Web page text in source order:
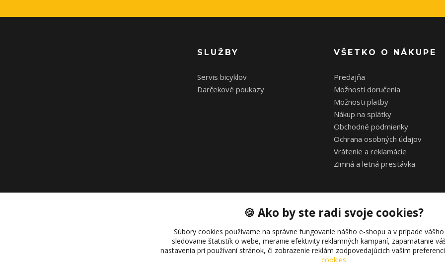
SLUŽBY
Servis bicyklov
Darčekové poukazy
VŠETKO O NÁKUPE
Predajňa
Možnosti doručenia
Možnosti platby
Nákup na splátky
Obchodné podmienky
Ochrana osobných údajov
Vrátenie a reklamácie
Zimná a letná prestávka
Copyright © 2021 bonkybike.sk
🍪 Ako by ste radi svoje cookies?
Súbory cookies používame na správne fungovanie nášho e-shopu a v prípade
sledovanie štatistík o webe, meranie efektivity reklamných kampaní, zapamätanie
nastavenia pri používaní stránok, či zobrazenie reklám zodpovedajúcich vašim
cookies